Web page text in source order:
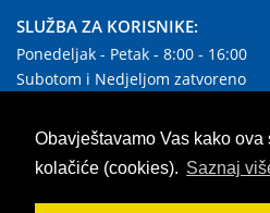
Obavještavamo Vas kako ova
kolačiće (cookies). Saznaj
SLUŽBA ZA KORISNIKE:
Ponedeljak - Petak - 8:00 - 16:00
Subotom i Nedjeljom zatvoreno
KORISNI LINKOVI